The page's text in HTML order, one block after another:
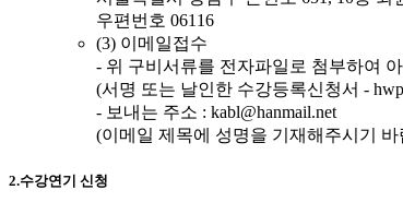
우편번호 06116
(3) 이메일접수
- 위 구비서류를 전자파일로 첨부하여
(서명 또는 날인한 수강등록신청서 -
- 보내는 주소 : kabl@hanmail.net
(이메일 제목에 성명을 기재해주시기 바
2.수강연기 신청